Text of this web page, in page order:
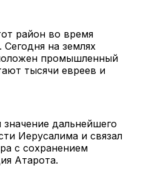
район во время
на землях
промышленный
тысячи евреев и
значение дальнейшего
Иерусалима и связал
с сохранением
Атарота.